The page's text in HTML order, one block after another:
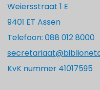
Weiersstraat 1 E
9401 ET Assen
Telefoon: 088 012 8000
KvK nummer 41017595